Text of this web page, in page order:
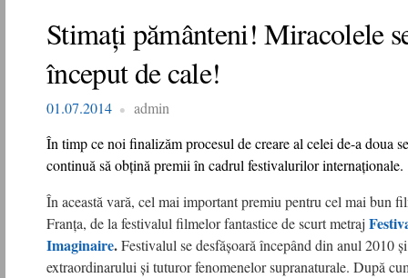
Stimați pământeni! Miracolele
început de cale!
01.07.2014
admin
În timp ce noi finalizăm procesul de creare al celei de-a doua
continuă să obțină premii în cadrul festivalurilor internaționale.
În această vară, cel mai important premiu pentru cel mai bun
Franța, de la festivalul filmelor fantastice de scurt metraj
Imaginaire.Festivalul se desfășoară începând din anul 2010
extraordinarului și tuturor fenomenelor supranaturale. După